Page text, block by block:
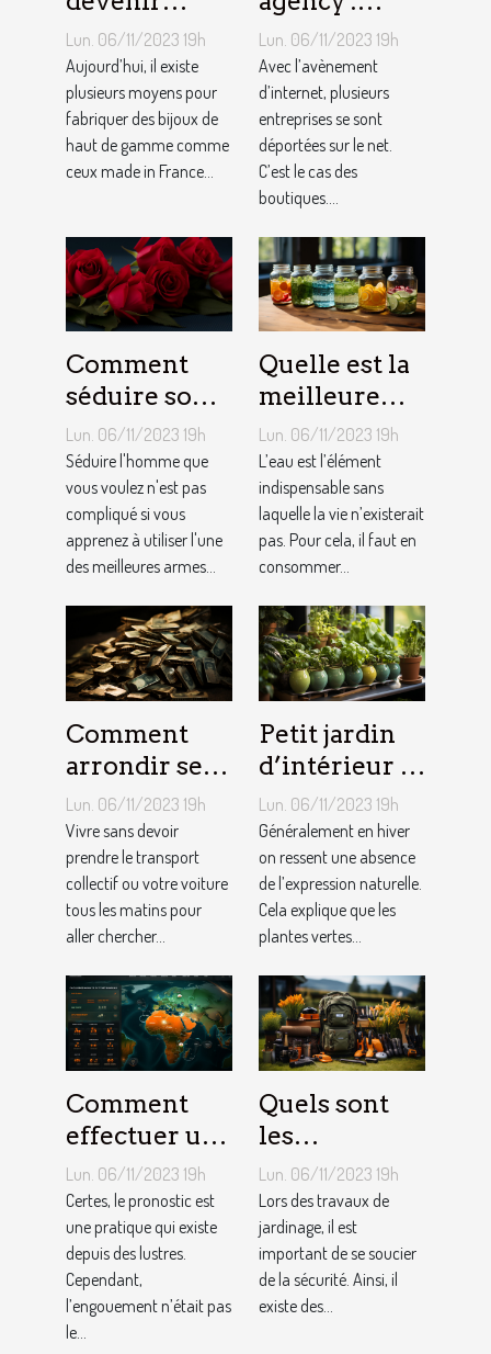
bijoutier-
joaillier ?
Lun. 06/11/2023 19h
Aujourd’hui, il existe
plusieurs moyens pour
fabriquer des bijoux de
haut de gamme comme
ceux made in France...
qu’est-ce que
c’est ?
Lun. 06/11/2023 19h
Avec l’avènement
d’internet, plusieurs
entreprises se sont
déportées sur le net.
C’est le cas des
boutiques....
Comment
séduire son
homme ?
Lun. 06/11/2023 19h
Séduire l'homme que
vous voulez n'est pas
compliqué si vous
apprenez à utiliser l'une
des meilleures armes...
Quelle est la
meilleure
quantité
d’eau qu’il
faut au
quotidien ?
Lun. 06/11/2023 19h
L’eau est l’élément
indispensable sans
laquelle la vie n’existerait
pas. Pour cela, il faut en
consommer...
Comment
arrondir ses
fins du mois
avec
l’internet ?
Lun. 06/11/2023 19h
Vivre sans devoir
prendre le transport
collectif ou votre voiture
tous les matins pour
aller chercher...
Petit jardin
d’intérieur :
comment en
créer chez
soi ?
Lun. 06/11/2023 19h
Généralement en hiver
on ressent une absence
de l’expression naturelle.
Cela explique que les
plantes vertes...
Comment
effectuer un
pronostic en
ligne ?
Lun. 06/11/2023 19h
Certes, le pronostic est
une pratique qui existe
depuis des lustres.
Cependant,
l’engouement n’était pas
le...
Quels sont
les
équipements
pour le
jardinage ?
Lun. 06/11/2023 19h
Lors des travaux de
jardinage, il est
important de se soucier
de la sécurité. Ainsi, il
existe des...